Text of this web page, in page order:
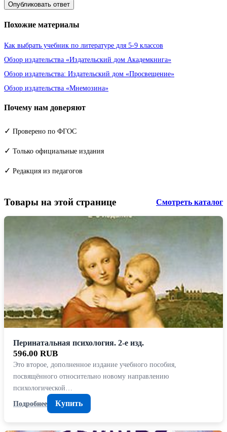
Опубликовать ответ
Похожие материалы
Как выбрать учебник по литературе для 5-9 классов
Обзор издательства «Издательский дом Академкнига»
Обзор издательства: Издательский дом «Просвещение»
Обзор издательства «Мнемозина»
Почему нам доверяют
✓ Проверено по ФГОС
✓ Только официальные издания
✓ Редакция из педагогов
Товары на этой странице Смотреть каталог
Перинатальная психология. 2-е изд.
596.00 RUB
Это второе, дополненное издание учебного пособия,
посвящённого относительно новому направлению
психологической…
Подробнее
Купить